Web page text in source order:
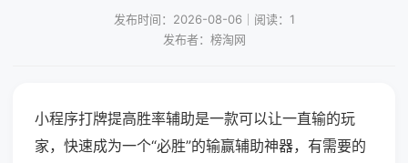
发布时间：2026-08-06｜阅读：1
发布者：榜淘网
小程序打牌提高胜率辅助是一款可以让一直输的玩
家，快速成为一个“必胜”的输赢辅助神器，有需要的